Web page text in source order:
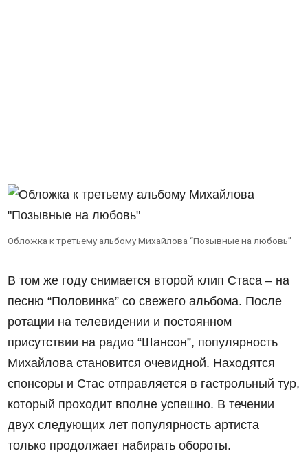
Обложка к третьему альбому Михайлова “Позывные на любовь”
В том же году снимается второй клип Стаса – на
песню “Половинка” со свежего альбома. После
ротации на телевидении и постоянном
присутствии на радио “Шансон”, популярность
Михайлова становится очевидной. Находятся
спонсоры и Стас отправляется в гастрольный тур,
который проходит вполне успешно. В течении
двух следующих лет популярность артиста
только продолжает набирать обороты.